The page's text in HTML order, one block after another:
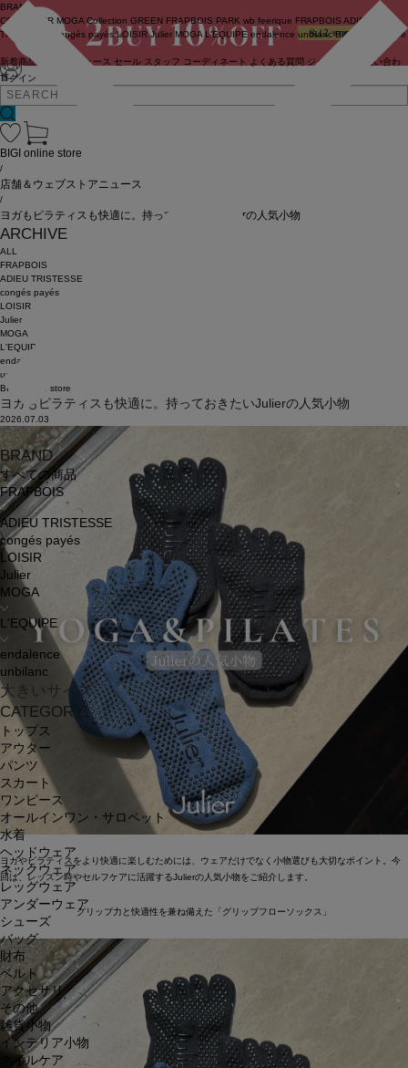
ログイン
BRAND
COUTURIER MOGA Collection GREEN FRAPBOIS PARK wb feerique FRAPBOIS ADIEU
TRISTESSE
congés payés LOISIR Julier MOGA L'EQUIPE endalence unbilanc BIGI online store
新着商品 ニュース セール スタッフ コーディネート よくある質問 ジャーナル
お問い合わ
せ
BRAND
すべての商品
FRAPBOIS
ADIEU TRISTESSE
congés payés
LOISIR
Julier
MOGA
L'EQUIPE
endalence
unbilanc
大きいサイズ
CATEGORY
トップス
アウター
パンツ
スカート
ワンピース
オールインワン・サロペット
水着
ヘッドウェア
ネックウェア
レッグウェア
アンダーウェア
シューズ
バッグ
財布
ベルト
アクセサリ
その他
雑貨小物
インテリア小物
ネイルケア
BIGI online store
/
店舗＆ウェブストアニュース
/
ヨガもピラティスも快適に。持っておきたいJulierの人気小物
ARCHIVE
ALL
FRAPBOIS
ADIEU TRISTESSE
congés payés
LOISIR
Julier
MOGA
L'EQUIPE
endalence
unbilanc
BIGI online store
ヨガもピラティスも快適に。持っておきたいJulierの人気小物
2026.07.03
ヨガやピラティスをより快適に楽しむためには、ウェアだけでなく小物選びも大切なポイント。今
回は、レッスン時やセルフケアに活躍するJulierの人気小物をご紹介します。
グリップ力と快適性を兼ね備えた「グリップフローソックス」